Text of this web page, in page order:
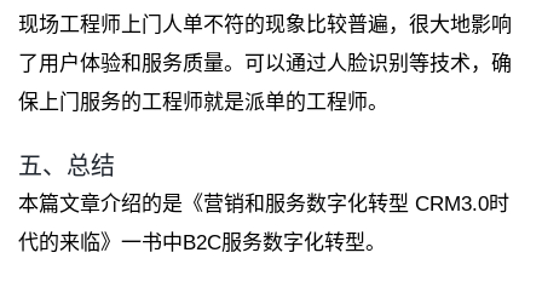
现场工程师上门人单不符的现象比较普遍，很大地影响
了用户体验和服务质量。可以通过人脸识别等技术，确
保上门服务的工程师就是派单的工程师。
五、总结
本篇文章介绍的是《营销和服务数字化转型 CRM3.0时
代的来临》一书中B2C服务数字化转型。